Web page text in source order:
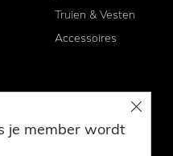
Truien & Vesten
Accessoires
je member wordt